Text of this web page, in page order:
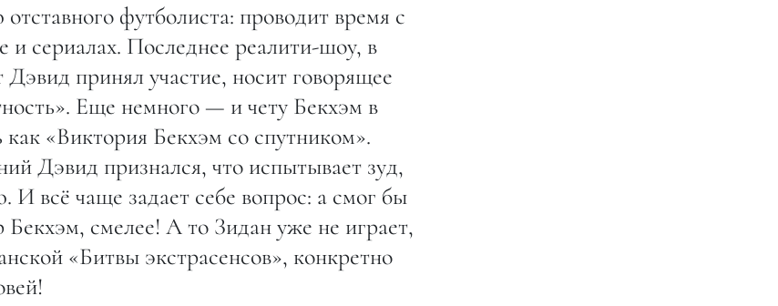
футболиста: проводит время с
и сериалах. Последнее реалити-шоу, в
принял участие, носит говорящее
Еще немного — и чету Бекхэм в
как «Виктория Бекхэм со спутником».
Дэвид признался, что испытывает зуд,
И всё чаще задает себе вопрос: а смог бы
смелее! А то Зидан уже не играет,
«Битвы экстрасенсов», конкретно